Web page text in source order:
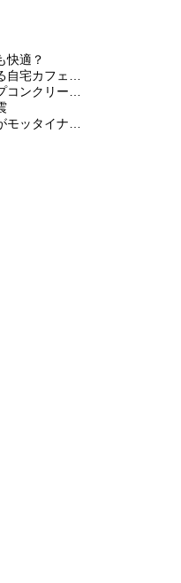
快適？
「café C＆T」さんへ
と「平田タイルのピエドゥラ」
ッタイナイ